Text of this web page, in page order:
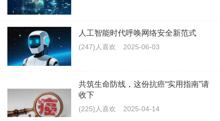
人工智能时代呼唤网络安全新范式
(247)人喜欢 2025-06-03
共筑生命防线，这份抗癌“实用指南”请
收下
(225)人喜欢 2025-04-14